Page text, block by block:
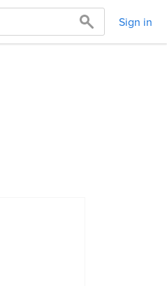
Sign in